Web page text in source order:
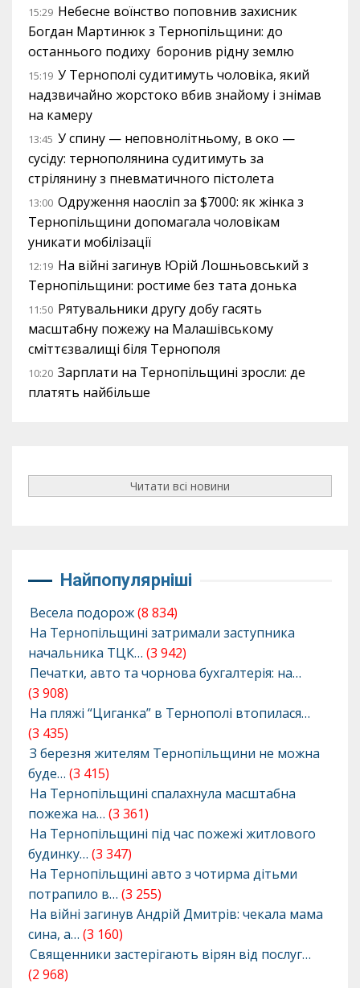
15:29 Небесне воїнство поповнив захисник
Богдан Мартинюк з Тернопільщини: до
останнього подиху боронив рідну землю
15:19 У Тернополі судитимуть чоловіка, який
надзвичайно жорстоко вбив знайому і знімав
на камеру
13:45 У спину — неповнолітньому, в око —
сусіду: тернополянина судитимуть за
стрілянину з пневматичного пістолета
13:00 Одруження наосліп за $7000: як жінка з
Тернопільщини допомагала чоловікам
уникати мобілізації
12:19 На війні загинув Юрій Лошньовський з
Тернопільщини: ростиме без тата донька
11:50 Рятувальники другу добу гасять
масштабну пожежу на Малашівському
сміттєзвалищі біля Тернополя
10:20 Зарплати на Тернопільщині зросли: де
платять найбільше
Читати всі новини
Найпопулярніші
Весела подорож(8 834)
На Тернопільщині затримали заступника
начальника ТЦК… (3 942)
Печатки, авто та чорнова бухгалтерія: на…
(3 908)
На пляжі “Циганка” в Тернополі втопилася…
(3 435)
З березня жителям Тернопільщини не можна
буде… (3 415)
На Тернопільщині спалахнула масштабна
пожежа на… (3 361)
На Тернопільщині під час пожежі житлового
будинку… (3 347)
На Тернопільщині авто з чотирма дітьми
потрапило в… (3 255)
На війні загинув Андрій Дмитрів: чекала мама
сина, а… (3 160)
Священники застерігають вірян від послуг…
(2 968)